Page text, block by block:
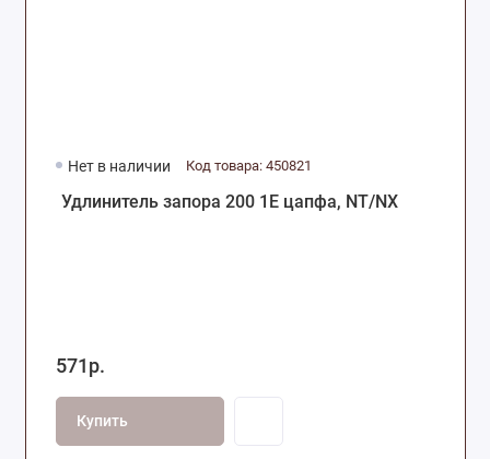
Нет в наличии Код товара: 450821
Удлинитель запора 200 1E цапфа, NT/NX
571р.
Купить